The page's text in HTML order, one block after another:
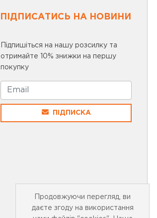
ПІДПИСАТИСЬ НА НОВИНИ
Підпишіться на нашу розсилку та
отримайте 10% знижки на першу
покупку
ПІДПИСКА
Продовжуючи перегляд, ви
даєте згоду на використання